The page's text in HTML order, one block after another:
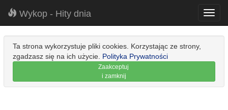
Wykop - Hity dnia
Ta strona wykorzystuje pliki cookies. Korzystając ze strony,
zgadzasz się na ich użycie. Polityka Prywatności
Zaakceptuj
i zamknij